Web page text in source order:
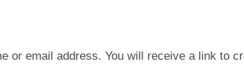
or email address. You will receive a link to